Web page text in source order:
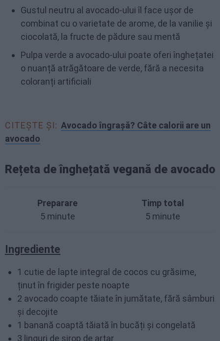
Gustul neutru al avocado-ului îl face ușor de
combinat cu o varietate de arome, de la vanilie și
ciocolată, la fructe de pădure sau mentă
Pulpa verde a avocado-ului poate oferi înghețatei
o nuanță atrăgătoare de verde, fără a necesita
coloranți artificiali
CITEȘTE ȘI: Avocado îngrașă? Câte calorii are un
avocado
Rețeta de înghețată vegană de avocado
Preparare
5 minute
Timp total
5 minute
Ingrediente
1 cutie de lapte integral de cocos cu grăsime,
ținut în frigider peste noapte
2 avocado coapte tăiate în jumătate, fără sâmburi
și decojite
1 banană coaptă tăiată în bucăți și congelată
3 linguri de sirop de arțar